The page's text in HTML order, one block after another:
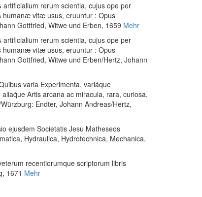
rerum scientia, cujus ope per
humanæ vitæ usus, eruuntur : Opus
Gottfried, Witwe und Erben, 1659 Mehr
rerum scientia, cujus ope per
humanæ vitæ usus, eruuntur : Opus
Gottfried, Witwe und Erben/Hertz, Johann
varia Experimenta, variáque
Artis arcana ac miracula, rara, curiosa,
Endter, Johann Andreas/Hertz,
ejusdem Societatis Jesu Matheseos
Hydraulica, Hydrotechnica, Mechanica,
recentiorumque scriptorum libris
1671 Mehr